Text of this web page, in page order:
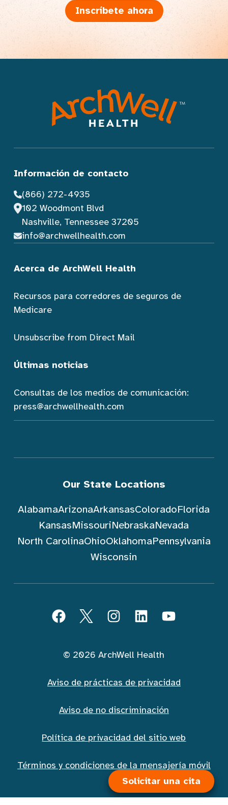
Solicitar una cita
Inscríbete ahora
Información de contacto
(866) 272-4935
102 Woodmont Blvd
Nashville, Tennessee 37205
info@archwellhealth.com
Acerca de ArchWell Health
Recursos para corredores de seguros de
Medicare
Unsubscribe from Direct Mail
Últimas noticias
Consultas de los medios de comunicación:
press@archwellhealth.com
Our State Locations
AlabamaArizonaArkansasColoradoFlorida
KansasMissouriNebraskaNevada
North CarolinaOhioOklahomaPennsylvania
Wisconsin
FacebookTwitterInstagramLinkedInYouTube
© 2026 ArchWell Health
Aviso de prácticas de privacidad
Aviso de no discriminación
Política de privacidad del sitio web
Términos y condiciones de la mensajería móvil